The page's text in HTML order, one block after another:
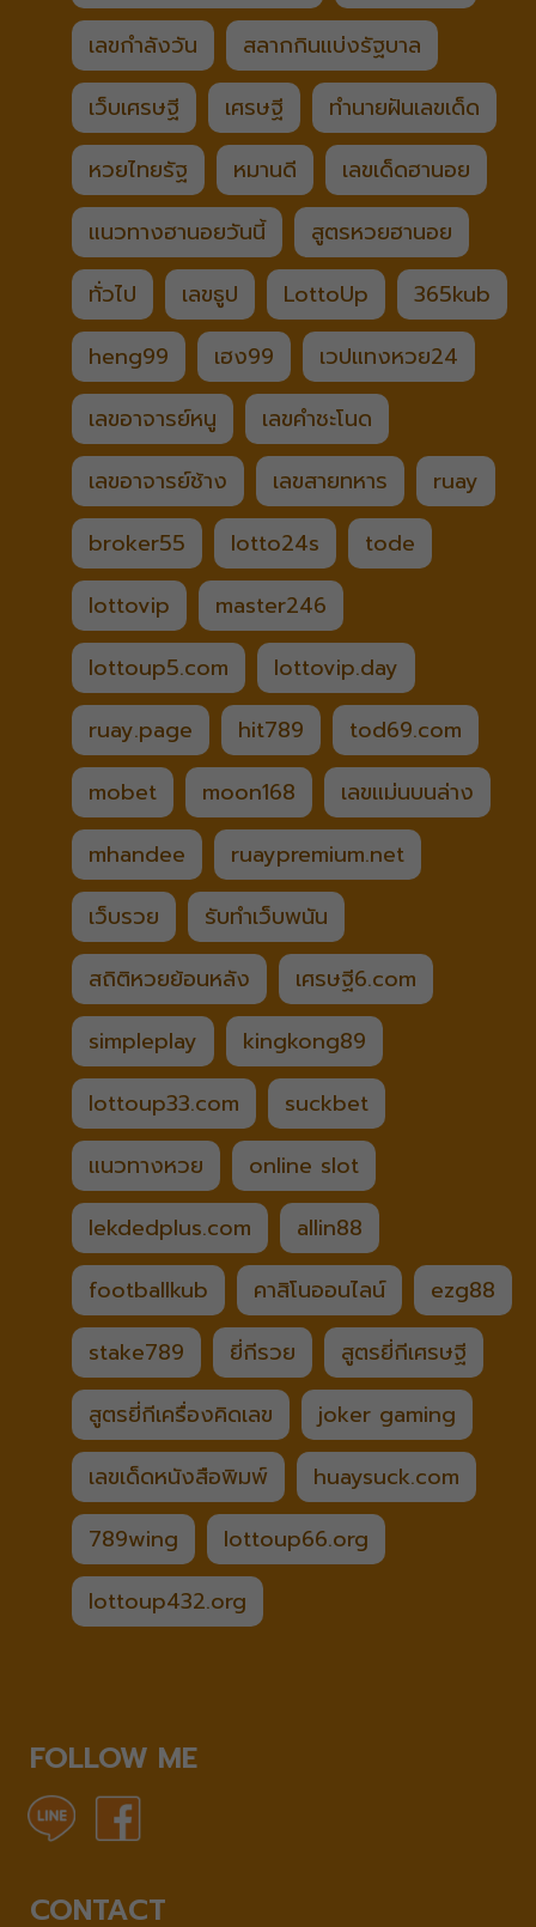
เลขกำลังวัน
สลากกินแบ่งรัฐบาล
เว็บเศรษฐี
เศรษฐี
ทำนายฝันเลขเด็ด
หวยไทยรัฐ
หมานดี
เลขเด็ดฮานอย
แนวทางฮานอยวันนี้
สูตรหวยฮานอย
ทั่วไป
เลขธูป LottoUp
365kub
heng99
เฮง99
เวปแทงหวย24
เลขอาจารย์หนู
เลขคำชะโนด
เลขอาจารย์ช้าง
เลขสายทหาร
ruay
broker55
lotto24s
tode
lottovip
master246
lottoup5.com
lottovip.day
ruay.page
hit789
tod69.com
mobet
moon168
เลขแม่นบนล่าง
mhandee
ruaypremium.net
เว็บรวย
รับทำเว็บพนัน
สถิติหวยย้อนหลัง
เศรษฐี6.com
simpleplay
kingkong89
lottoup33.com
suckbet
แนวทางหวย
online slot
lekdedplus.com
allin88
footballkub
คาสิโนออนไลน์
ezg88
stake789
ยี่กีรวย
สูตรยี่กีเศรษฐี
สูตรยี่กีเครื่องคิดเลข
joker gaming
เลขเด็ดหนังสือพิมพ์
huaysuck.com
789wing
lottoup66.org
lottoup432.org
FOLLOW ME
CONTACT